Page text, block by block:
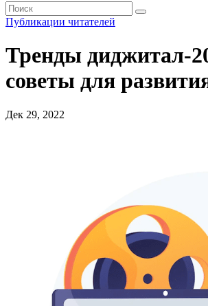
Публикации читателей
Тренды диджитал-
советы для
Дек 29, 2022